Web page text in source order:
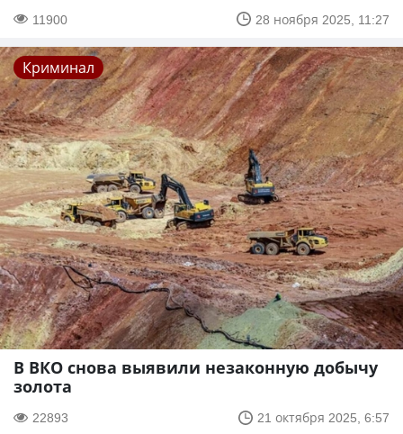
11900 28 ноября 2025, 11:27
Криминал
В ВКО снова выявили незаконную добычу
золота
22893 21 октября 2025, 6:57